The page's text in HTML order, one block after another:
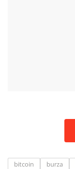
bitcoin burza